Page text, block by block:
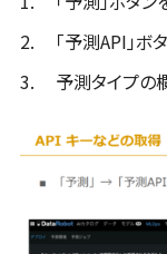
「予測API」ボ
予測タイプの